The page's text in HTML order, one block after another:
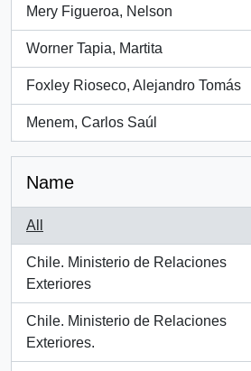
Mery Figueroa, Nelson
, 3 results
Worner Tapia, Martita
, 3 results
Foxley Rioseco, Alejandro Tomás
, 3 results
Menem, Carlos Saúl
, 2 results
Name
All
Chile. Ministerio de Relaciones
Exteriores
, 34 results
Chile. Ministerio de Relaciones
Exteriores.
, 23 results